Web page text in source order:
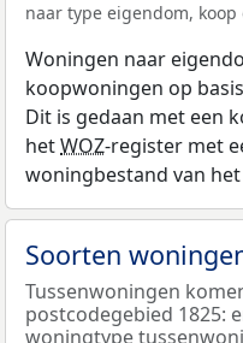
naar type eigendom,
Woningen naar
koopwoningen op
Dit is gedaan met een
hetWOZ-register met
woningbestand van het
Soorten
Tussenwoningen
postcodegebied 1825:
woningtype